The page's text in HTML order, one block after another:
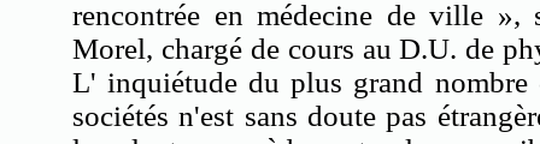
rencontrée en médecine de ville »,
Morel, chargé de cours au D.U. de
L' inquiétude du plus grand nombre
sociétés n'est sans doute pas